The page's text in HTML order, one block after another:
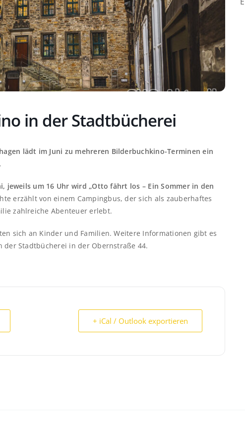
in der Stadtbücherei
lädt im Juni zu mehreren Bilderbuchkino-Terminen ein
jeweils um 16 Uhr wird „Otto fährt los – Ein Sommer in den
erzählt von einem Campingbus, der sich als zauberhaftes
zahlreiche Abenteuer erlebt.
sich an Kinder und Familien. Weitere Informationen gibt es
Stadtbücherei in der Obernstraße 44.
+ iCal / Outlook exportieren